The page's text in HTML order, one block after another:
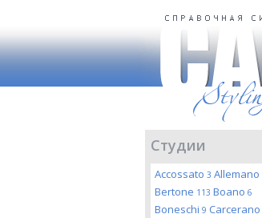
Студии
Accossato 3 Allemano
Bertone 113 Boano 6
Boneschi 9 Carcerano